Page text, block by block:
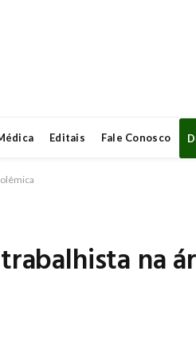
Editais Fale Conosco
na